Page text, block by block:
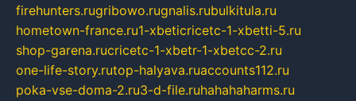
firehunters.rugribowo.rugnalis.rubulkitula.ru
hometown-france.ru1-xbeticricetc-1-xbetti-5.ru
shop-garena.rucricetc-1-xbetr-1-xbetcc-2.ru
one-life-story.rutop-halyava.ruaccounts112.ru
poka-vse-doma-2.ru3-d-file.ruhahahaharms.ru